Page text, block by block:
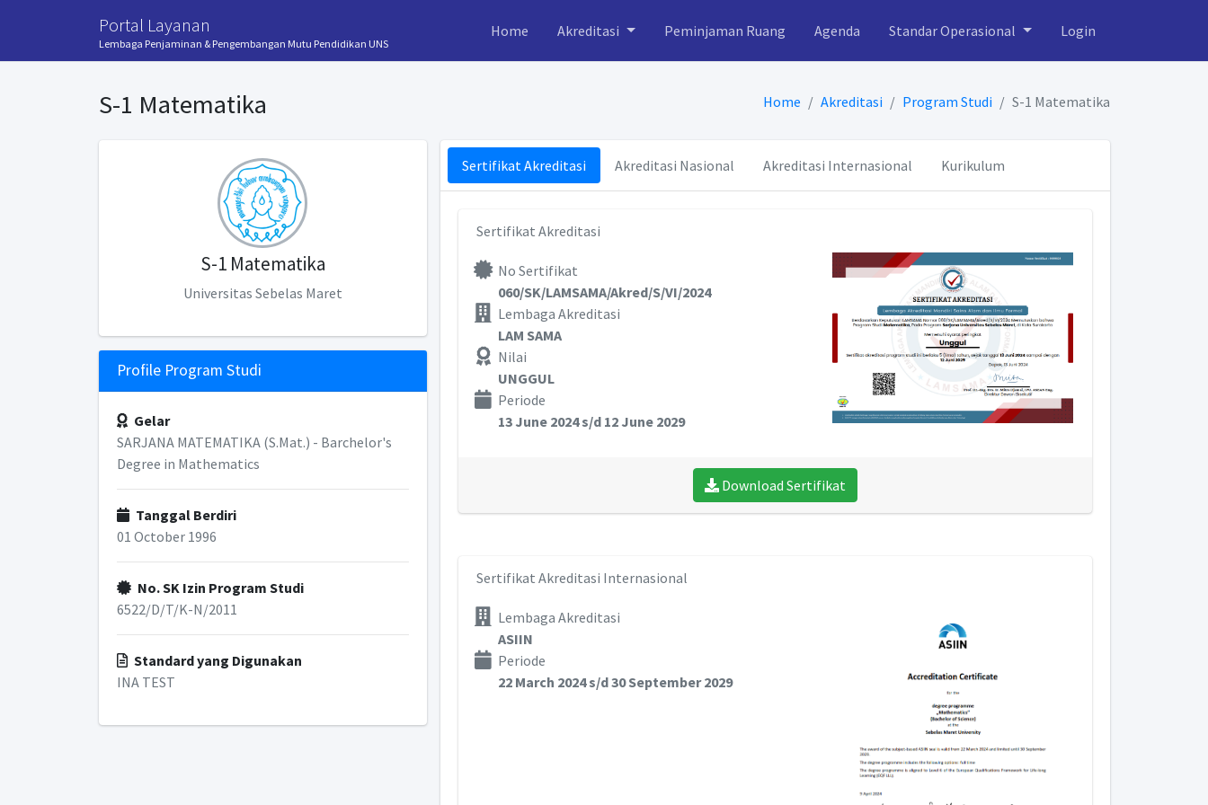
Portal Layanan
Lembaga Penjaminan & Pengembangan Mutu Pendidikan UNS
Home Akreditasi Peminjaman Ruang Agenda Standar Operasional Login
S-1 Matematika Home Akreditasi Program Studi S-1 Matematika
S-1 Matematika
Universitas Sebelas Maret
Profile Program Studi
Gelar
SARJANA MATEMATIKA (S.Mat.) - Barchelor's
Degree in Mathematics
Tanggal Berdiri
01 October 1996
No. SK Izin Program Studi
6522/D/T/K-N/2011
Standard yang Digunakan
INA TEST
Sertifikat Akreditasi Akreditasi Nasional Akreditasi Internasional Kurikulum
Sertifikat Akreditasi
No Sertifikat
060/SK/LAMSAMA/Akred/S/VI/2024
Lembaga Akreditasi
LAM SAMA
Nilai
UNGGUL
Periode
13 June 2024 s/d 12 June 2029
Download Sertifikat
Sertifikat Akreditasi Internasional
Lembaga Akreditasi
ASIIN
Periode
22 March 2024 s/d 30 September 2029